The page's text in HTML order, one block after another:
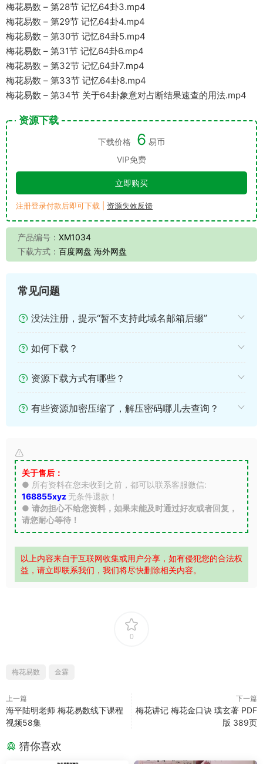
梅花易数 – 第28节 记忆64卦3.mp4
梅花易数 – 第29节 记忆64卦4.mp4
梅花易数 – 第30节 记忆64卦5.mp4
梅花易数 – 第31节 记忆64卦6.mp4
梅花易数 – 第32节 记忆64卦7.mp4
梅花易数 – 第33节 记忆64卦8.mp4
梅花易数 – 第34节 关于64卦象意对占断结果速查的用法.mp4
资源下载
下载价格 6 易币
VIP免费
立即购买
注册登录付款后即可下载 | 资源失效反馈
产品编号： XM1034
下载方式： 百度网盘 海外网盘
常见问题
没法注册，提示“暂不支持此域名邮箱后缀”
如何下载？
资源下载方式有哪些？
有些资源加密压缩了，解压密码哪儿去查询？
关于售后：
● 所有资料在您未收到之前，都可以联系客服微信:
168855xyz 无条件退款！
● 请勿担心不给您资料，如果未能及时通过好友或者回复，
请您耐心等待！
以上内容来自于互联网收集或用户分享，如有侵犯您的合法权
益，请立即联系我们，我们将尽快删除相关内容。
0
梅花易数 金霖
上一篇
海平陆明老师 梅花易数线下课程
视频58集
下一篇
梅花讲记 梅花金口诀 璞玄著 PDF
版 389页
猜你喜欢